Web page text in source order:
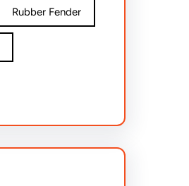
Rubber Fender